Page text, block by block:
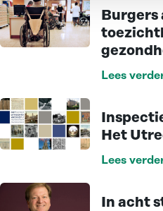
Burgers
Lees
Het
Lees
In acht